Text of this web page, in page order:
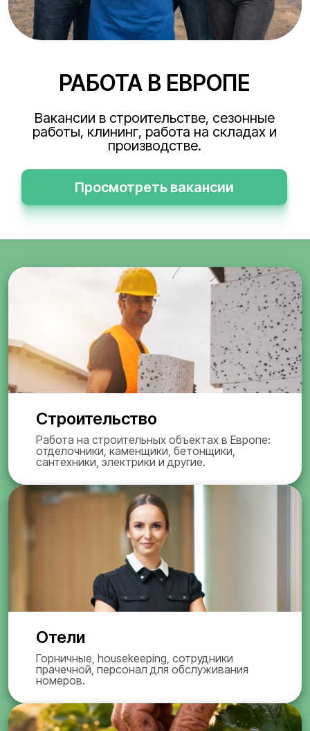
РАБОТА В ЕВРОПЕ
Вакансии в строительстве, сезонные
работы, клининг, работа на складах и
производстве.
Просмотреть вакансии
Строительство
Работа на строительных объектах в Европе:
отделочники, каменщики, бетонщики,
сантехники, электрики и другие.
Отели
Горничные, housekeeping, сотрудники
прачечной, персонал для обслуживания
номеров.